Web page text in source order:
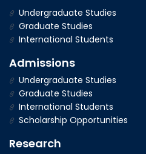
Undergraduate Studies
Graduate Studies
International Students
Admissions
Undergraduate Studies
Graduate Studies
International Students
Scholarship Opportunities
Research